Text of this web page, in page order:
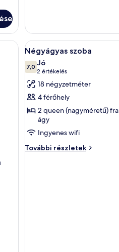
fő
részére
további
részletei
A
következő
szoba
összes
képének
megtekintése:
Négyágyas
szoba
4
Négyágyas szoba
7,010-ből 7,0
Jó
2 értékelés
(2
értékelés)
18 négyzetméter
4 férőhely
2 queen (nagyméretű)
ágy
Ingyenes wifi
További részletek
Négyágyas